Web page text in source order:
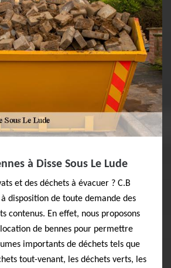
à Disse Sous Le Lude
et des déchets à évacuer ? C.B
disposition de toute demande des
contenus. En effet, nous proposons
de bennes pour permettre
importants de déchets tels que
tout-venant, les déchets verts, les